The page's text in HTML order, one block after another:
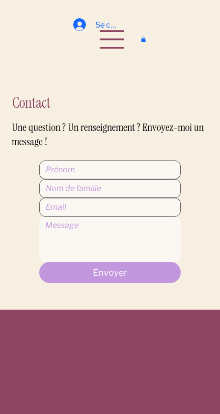
Se connecter
Contact
Une question ? Un renseignement ? Envoyez-moi un
message !
Envoyer